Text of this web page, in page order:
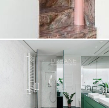
Modificar cookies
Tècniques i funcionals
Aquest lloc web utilitza
millorar els nostres
de les mateixes. L'usuari